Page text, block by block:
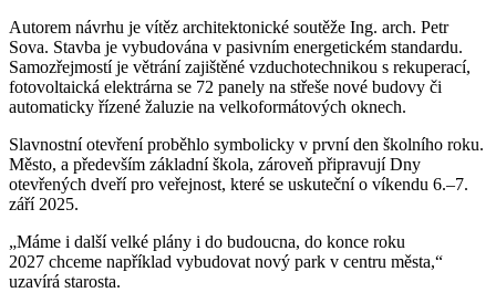
Autorem návrhu je vítěz architektonické soutěže Ing. arch. Petr
Sova. Stavba je vybudována v pasivním energetickém standardu.
Samozřejmostí je větrání zajištěné vzduchotechnikou s rekuperací,
fotovoltaická elektrárna se 72 panely na střeše nové budovy či
automaticky řízené žaluzie na velkoformátových oknech.
Slavnostní otevření proběhlo symbolicky v první den školního roku.
Město, a především základní škola, zároveň připravují Dny
otevřených dveří pro veřejnost, které se uskuteční o víkendu 6.–7.
září 2025.
„Máme i další velké plány i do budoucna, do konce roku
2027 chceme například vybudovat nový park v centru města,“
uzavírá starosta.